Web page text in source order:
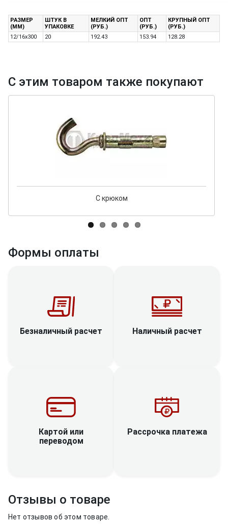
РАЗМЕР
(ММ)
ШТУК В
УПАКОВКЕ
МЕЛКИЙ ОПТ
(РУБ.)
ОПТ
(РУБ.)
КРУПНЫЙ ОПТ
(РУБ.)
12/16x300
20 192.43 153.94 128.28
С этим товаром также покупают
С крюком
Формы оплаты
Безналичный расчет Наличный расчет
Картой или
переводом
Рассрочка платежа
Отзывы о товаре
Нет отзывов об этом товаре.